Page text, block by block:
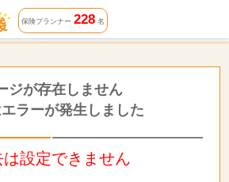
保険プランナー 228名
ジが存在しません
ラーが発生しました
は設定できません